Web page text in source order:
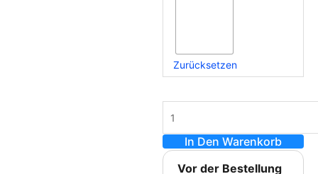
Zurücksetzen
In Den Warenkorb
Vor der Bestellung